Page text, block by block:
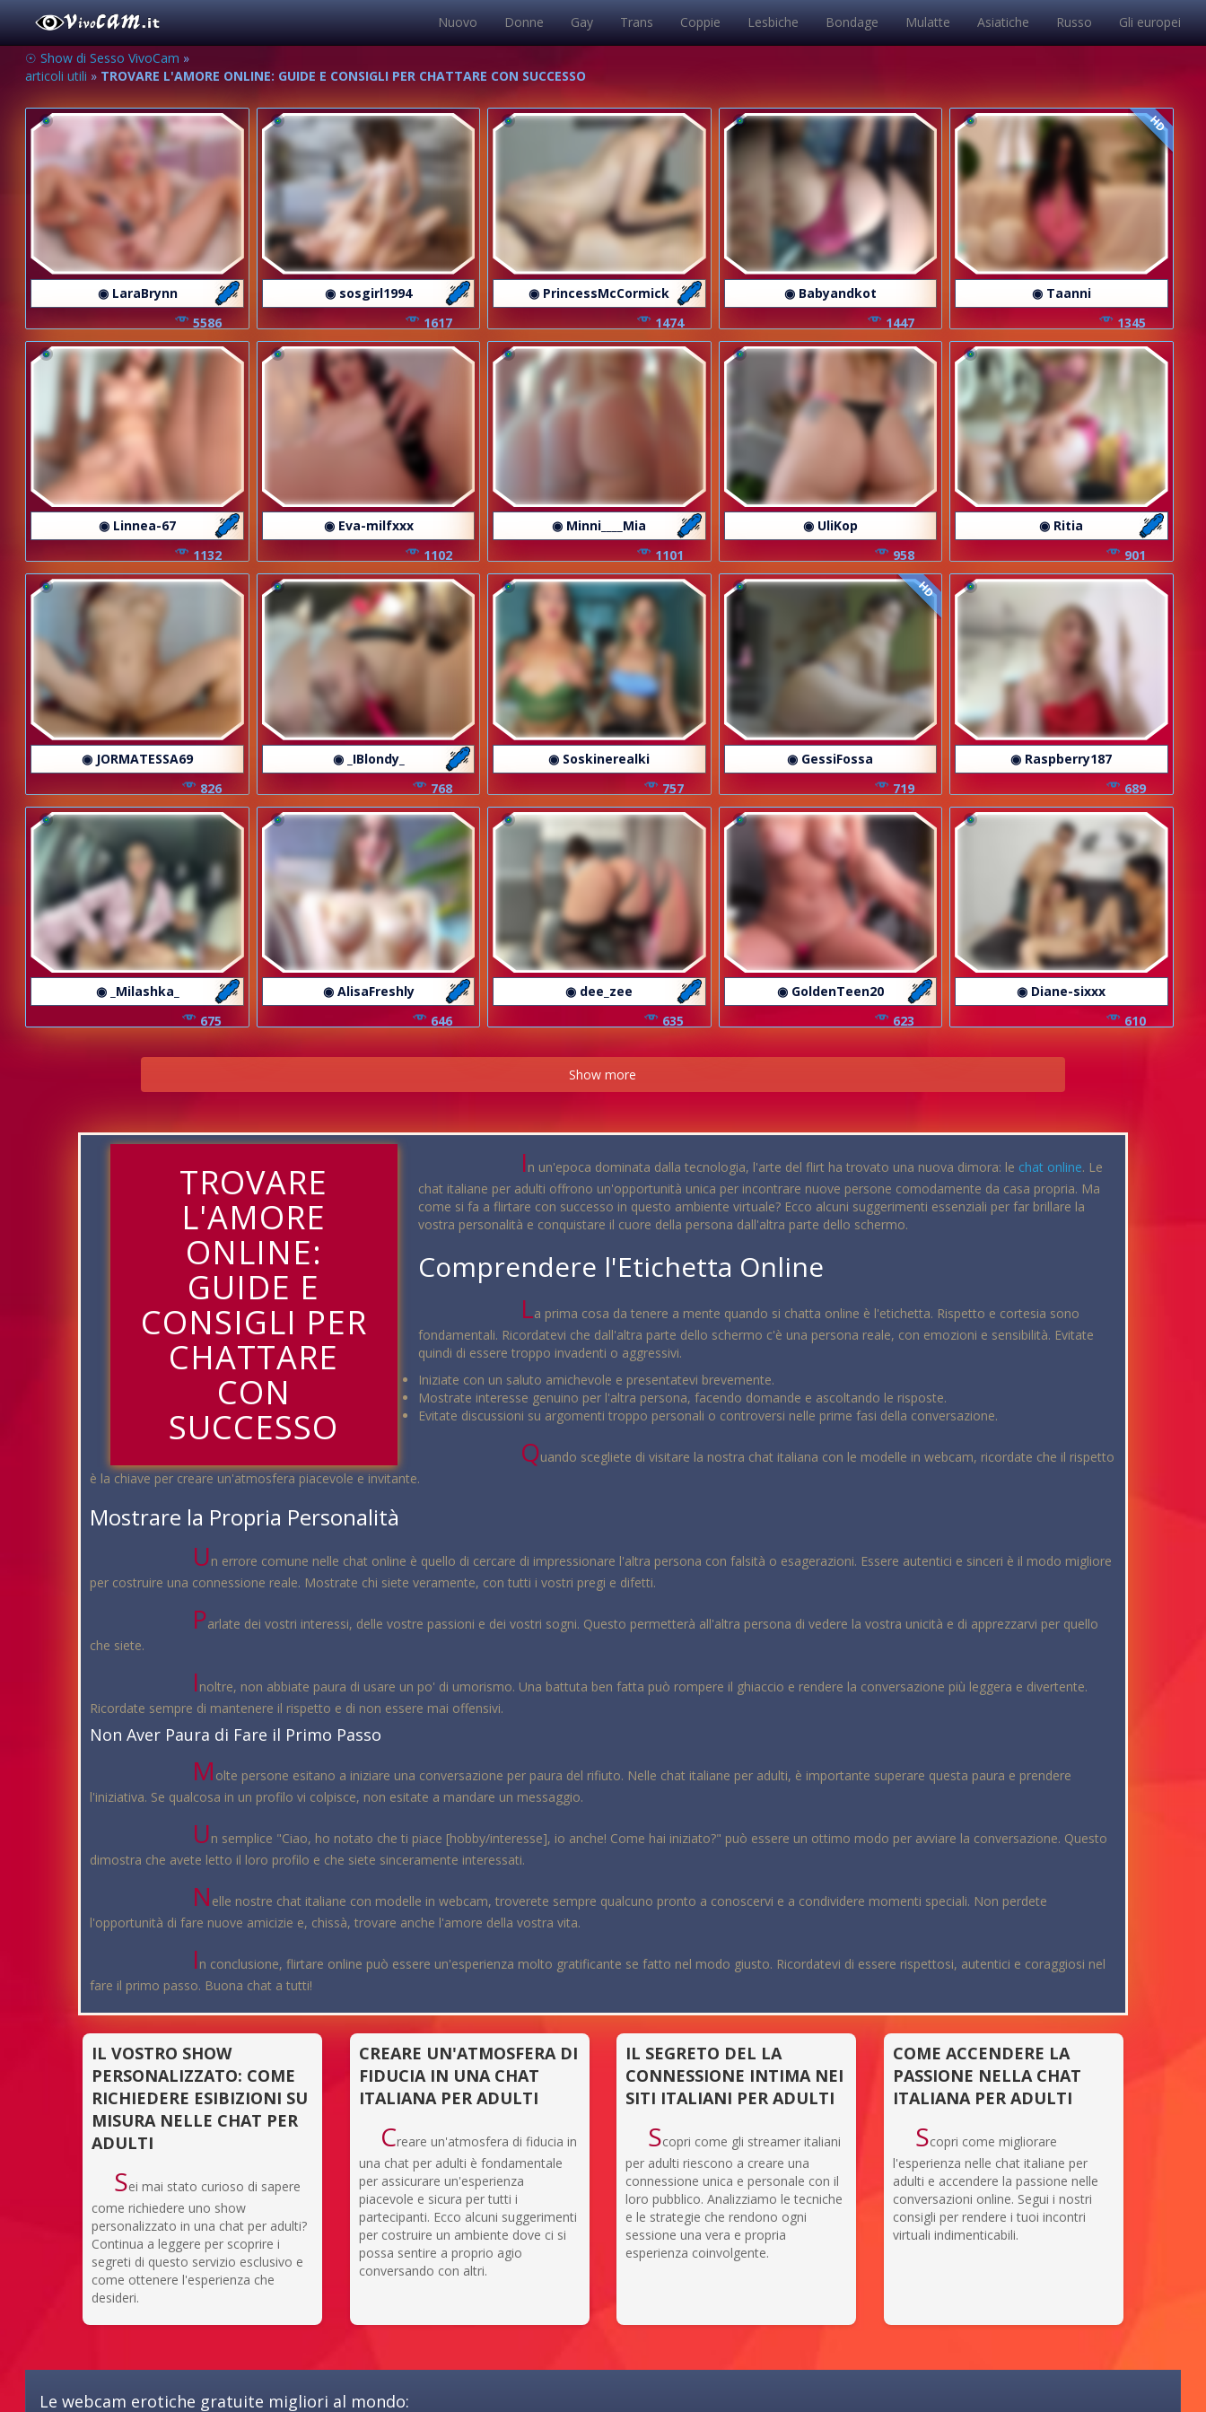
Nuovo Donne Gay Trans Coppie Lesbiche Bondage Mulatte Asiatiche Russo Gli europei
☉ Show di Sesso VivoCam »
articoli utili » TROVARE L'AMORE ONLINE: GUIDE E CONSIGLI PER CHATTARE CON SUCCESSO
◉ LaraBrynn
5586
◉ sosgirl1994
1617
◉ PrincessMcCormick
1474
◉ Babyandkot
1447
HD
◉ Taanni
1345
◉ Linnea-67
1132
◉ Eva-milfxxx
1102
◉ Minni____Mia
1101
◉ UliKop
958
◉ Ritia
901
◉ JORMATESSA69
826
◉ _IBlondy_
768
◉ Soskinerealki
757
HD
◉ GessiFossa
719
◉ Raspberry187
689
◉ _Milashka_
675
◉ AlisaFreshly
646
◉ dee_zee
635
◉ GoldenTeen20
623
◉ Diane-sixxx
610
Show more
TROVARE
L'AMORE
ONLINE:
GUIDE E
CONSIGLI PER
CHATTARE
CON
SUCCESSO
In un'epoca dominata dalla tecnologia, l'arte del flirt ha trovato una nuova dimora: le chat online. Le
chat italiane per adulti offrono un'opportunità unica per incontrare nuove persone comodamente da casa propria. Ma
come si fa a flirtare con successo in questo ambiente virtuale? Ecco alcuni suggerimenti essenziali per far brillare la
vostra personalità e conquistare il cuore della persona dall'altra parte dello schermo.
Comprendere l'Etichetta Online
La prima cosa da tenere a mente quando si chatta online è l'etichetta. Rispetto e cortesia sono
fondamentali. Ricordatevi che dall'altra parte dello schermo c'è una persona reale, con emozioni e sensibilità. Evitate
quindi di essere troppo invadenti o aggressivi.
Iniziate con un saluto amichevole e presentatevi brevemente.
Mostrate interesse genuino per l'altra persona, facendo domande e ascoltando le risposte.
Evitate discussioni su argomenti troppo personali o controversi nelle prime fasi della conversazione.
Quando scegliete di visitare la nostra chat italiana con le modelle in webcam, ricordate che il rispetto
è la chiave per creare un'atmosfera piacevole e invitante.
Mostrare la Propria Personalità
Un errore comune nelle chat online è quello di cercare di impressionare l'altra persona con falsità o esagerazioni. Essere autentici e sinceri è il modo migliore
per costruire una connessione reale. Mostrate chi siete veramente, con tutti i vostri pregi e difetti.
Parlate dei vostri interessi, delle vostre passioni e dei vostri sogni. Questo permetterà all'altra persona di vedere la vostra unicità e di apprezzarvi per quello
che siete.
Inoltre, non abbiate paura di usare un po' di umorismo. Una battuta ben fatta può rompere il ghiaccio e rendere la conversazione più leggera e divertente.
Ricordate sempre di mantenere il rispetto e di non essere mai offensivi.
Non Aver Paura di Fare il Primo Passo
M olte persone esitano a iniziare una conversazione per paura del rifiuto. Nelle chat italiane per adulti, è importante superare questa paura e prendere
l'iniziativa. Se qualcosa in un profilo vi colpisce, non esitate a mandare un messaggio.
Un semplice "Ciao, ho notato che ti piace [hobby/interesse], io anche! Come hai iniziato?" può essere un ottimo modo per avviare la conversazione. Questo
dimostra che avete letto il loro profilo e che siete sinceramente interessati.
N elle nostre chat italiane con modelle in webcam, troverete sempre qualcuno pronto a conoscervi e a condividere momenti speciali. Non perdete
l'opportunità di fare nuove amicizie e, chissà, trovare anche l'amore della vostra vita.
In conclusione, flirtare online può essere un'esperienza molto gratificante se fatto nel modo giusto. Ricordatevi di essere rispettosi, autentici e coraggiosi nel
fare il primo passo. Buona chat a tutti!
IL VOSTRO SHOW
PERSONALIZZATO: COME
RICHIEDERE ESIBIZIONI SU
MISURA NELLE CHAT PER
ADULTI
Sei mai stato curioso di sapere
come richiedere uno show
personalizzato in una chat per adulti?
Continua a leggere per scoprire i
segreti di questo servizio esclusivo e
come ottenere l'esperienza che
desideri.
CREARE UN'ATMOSFERA DI
FIDUCIA IN UNA CHAT
ITALIANA PER ADULTI
Creare un'atmosfera di fiducia in
una chat per adulti è fondamentale
per assicurare un'esperienza
piacevole e sicura per tutti i
partecipanti. Ecco alcuni suggerimenti
per costruire un ambiente dove ci si
possa sentire a proprio agio
conversando con altri.
IL SEGRETO DEL LA
CONNESSIONE INTIMA NEI
SITI ITALIANI PER ADULTI
Scopri come gli streamer italiani
per adulti riescono a creare una
connessione unica e personale con il
loro pubblico. Analizziamo le tecniche
e le strategie che rendono ogni
sessione una vera e propria
esperienza coinvolgente.
COME ACCENDERE LA
PASSIONE NELLA CHAT
ITALIANA PER ADULTI
Scopri come migliorare
l'esperienza nelle chat italiane per
adulti e accendere la passione nelle
conversazioni online. Segui i nostri
consigli per rendere i tuoi incontri
virtuali indimenticabili.
Le webcam erotiche gratuite migliori al mondo: